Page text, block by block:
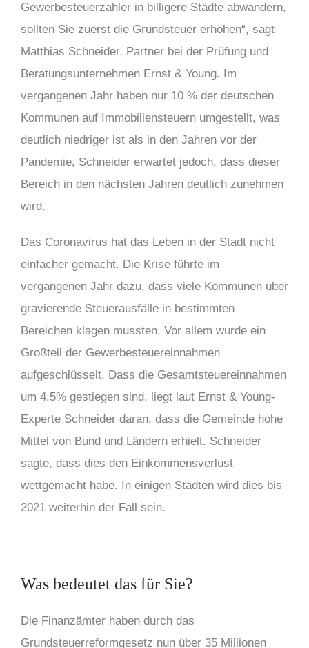
Gewerbesteuerzahler in billigere Städte abwandern,
sollten Sie zuerst die Grundsteuer erhöhen“, sagt
Matthias Schneider, Partner bei der Prüfung und
Beratungsunternehmen Ernst & Young. Im
vergangenen Jahr haben nur 10 % der deutschen
Kommunen auf Immobiliensteuern umgestellt, was
deutlich niedriger ist als in den Jahren vor der
Pandemie, Schneider erwartet jedoch, dass dieser
Bereich in den nächsten Jahren deutlich zunehmen
wird.
Das Coronavirus hat das Leben in der Stadt nicht
einfacher gemacht. Die Krise führte im
vergangenen Jahr dazu, dass viele Kommunen über
gravierende Steuerausfälle in bestimmten
Bereichen klagen mussten. Vor allem wurde ein
Großteil der Gewerbesteuereinnahmen
aufgeschlüsselt. Dass die Gesamtsteuereinnahmen
um 4,5% gestiegen sind, liegt laut Ernst & Young-
Experte Schneider daran, dass die Gemeinde hohe
Mittel von Bund und Ländern erhielt. Schneider
sagte, dass dies den Einkommensverlust
wettgemacht habe. In einigen Städten wird dies bis
2021 weiterhin der Fall sein.
Was bedeutet das für Sie?
Die Finanzämter haben durch das
Grundsteuerreformgesetz nun über 35 Millionen